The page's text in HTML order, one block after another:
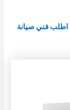
اطلب فني صيانة